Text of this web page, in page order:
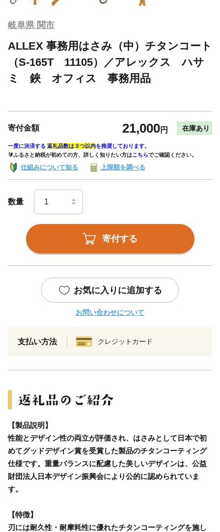
岐阜県 関市
ALLEX 事務用はさみ（中）チタンコート
（S-165T 11105）／アレックス ハサ
ミ 鋏 オフィス 事務用品
寄付金額 21,000円 在庫あり
一度に決済する 返礼品数は３つ以内を推奨しております。
🔰ふるさと納税が初めての方、詳しく知りたい方はこちらでご確認ください。
仕組みについて知る 上限額を調べる
数量
寄付する
お気に入りに追加する
お問い合わせについて
支払い方法 クレジットカード
【製品説明】
性能とデザイン性の両立が評価され、はさみとして日本で初
めてグッドデザイン賞を受賞した製品のチタンコーティング
仕様です。重量バランスに配慮した美しいデザインは、公益
財団法人日本デザイン振興会により公的に認められていま
す。
【特徴】
刃には耐久性・耐摩耗性に優れたチタンコーティングを施し